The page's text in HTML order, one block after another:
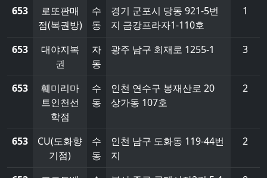
653
로또판매
점(복권방)
수
동
경기 군포시 당동 921-5번
지 금강프라자1-110호
1
653
대야지복
권
자
동
광주 남구 회재로 1255-1 3
653
훼미리마
트인천선
학점
수
동
인천 연수구 봉재산로 20
상가동 107호
2
653
CU(도화향
기점)
수
동
인천 남구 도화동 119-44번
지
2